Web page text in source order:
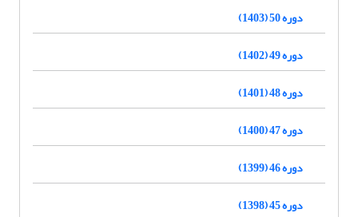
دوره 50 (1403)
دوره 49 (1402)
دوره 48 (1401)
دوره 47 (1400)
دوره 46 (1399)
دوره 45 (1398)